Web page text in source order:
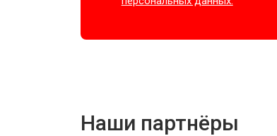
Наши партнёры